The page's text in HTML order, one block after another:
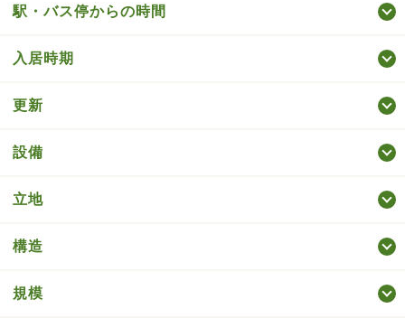
駅・バス停からの時間
入居時期
更新
設備
立地
構造
規模